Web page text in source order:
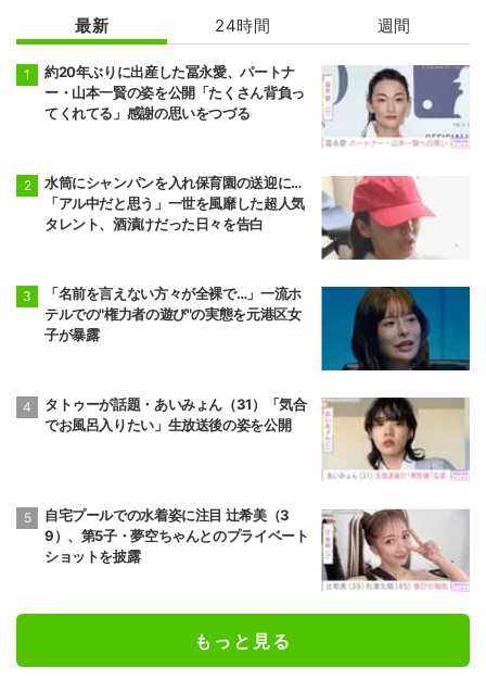
最新 24時間 週間
約20年ぶりに出産した冨永愛、パートナ
ー・山本一賢の姿を公開「たくさん背負っ
てくれてる」感謝の思いをつづる
水筒にシャンパンを入れ保育園の送迎に…
「アル中だと思う」一世を風靡した超人気
タレント、酒漬けだった日々を告白
「名前を言えない方々が全裸で…」一流ホ
テルでの"権力者の遊び"の実態を元港区女
子が暴露
タトゥーが話題・あいみょん（31）「気合
でお風呂入りたい」生放送後の姿を公開
自宅プールでの水着姿に注目 辻希美（3
9）、第5子・夢空ちゃんとのプライベート
ショットを披露
もっと見る